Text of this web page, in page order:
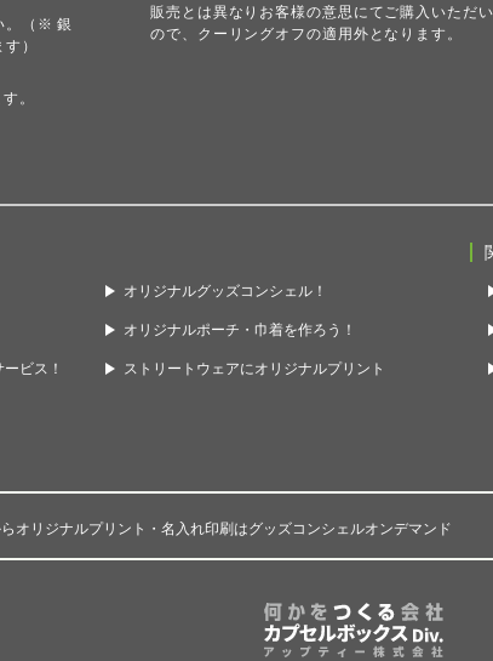
。（※ 銀
）
。
販売とは異なりお客様の意思にてご購入いただ
ので、クーリングオフの適用外となります。
ビス！
オリジナルグッズコンシェル！
オリジナルポーチ・巾着を作ろう！
ストリートウェアにオリジナルプリント
オリジナルプリント・名入れ印刷はグッズコンシェルオンデマンド